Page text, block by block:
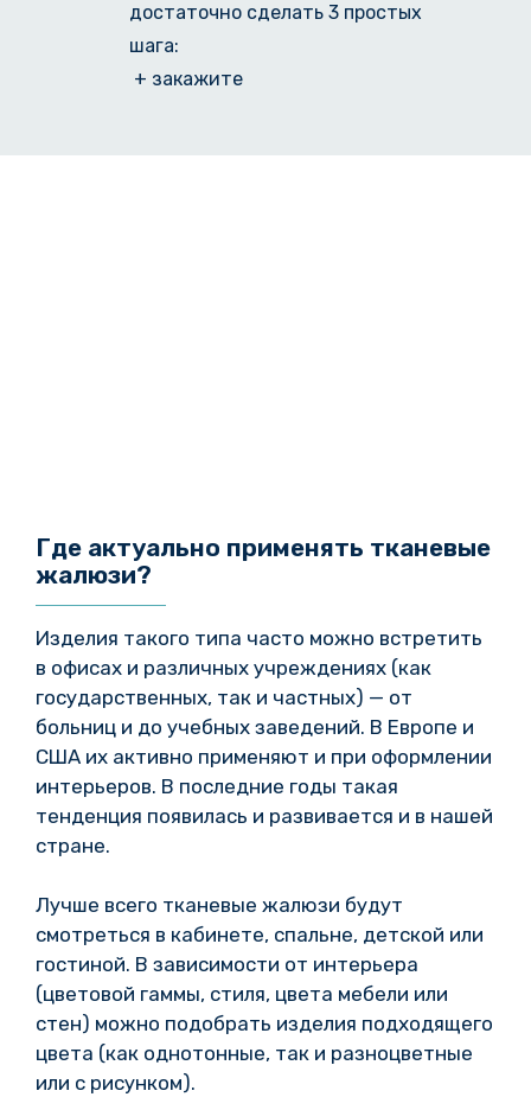
достаточно сделать 3 простых
шага:
+ закажите
Где актуально применять тканевые
жалюзи?
Изделия такого типа часто можно встретить
в офисах и различных учреждениях (как
государственных, так и частных) — от
больниц и до учебных заведений. В Европе и
США их активно применяют и при оформлении
интерьеров. В последние годы такая
тенденция появилась и развивается и в нашей
стране.
Лучше всего тканевые жалюзи будут
смотреться в кабинете, спальне, детской или
гостиной. В зависимости от интерьера
(цветовой гаммы, стиля, цвета мебели или
стен) можно подобрать изделия подходящего
цвета (как однотонные, так и разноцветные
или с рисунком).